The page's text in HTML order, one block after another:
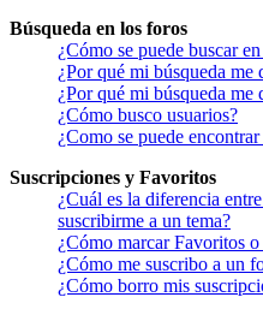
Búsqueda en los foros
¿Cómo se puede buscar
¿Por qué mi búsqueda
¿Por qué mi búsqueda me
¿Cómo busco usuarios?
¿Como se puede
Suscripciones y Favoritos
¿Cuál es la diferencia
suscribirme a un tema?
¿Cómo marcar Favoritos
¿Cómo me suscribo a un
¿Cómo borro mis